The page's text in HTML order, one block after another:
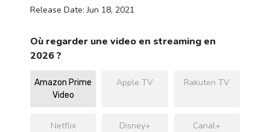
Release Date: Jun 18, 2021
Où regarder une video en streaming en
2026 ?
Amazon Prime
Video
Apple TV Rakuten TV
Netflix Disney+ Canal+